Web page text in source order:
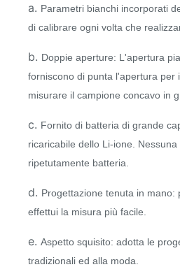
a. Parametri bianchi incorporati
di calibrare ogni volta che
b. Doppie aperture: L'apertura
forniscono di punta l'apertura per
misurare il campione concavo in
c. Fornito di batteria di grande
ricaricabile dello Li-ione.
ripetutamente batteria.
d. Progettazione tenuta in mano:
effettui la misura più facile.
e. Aspetto squisito: adotta le
tradizionali ed alla moda.